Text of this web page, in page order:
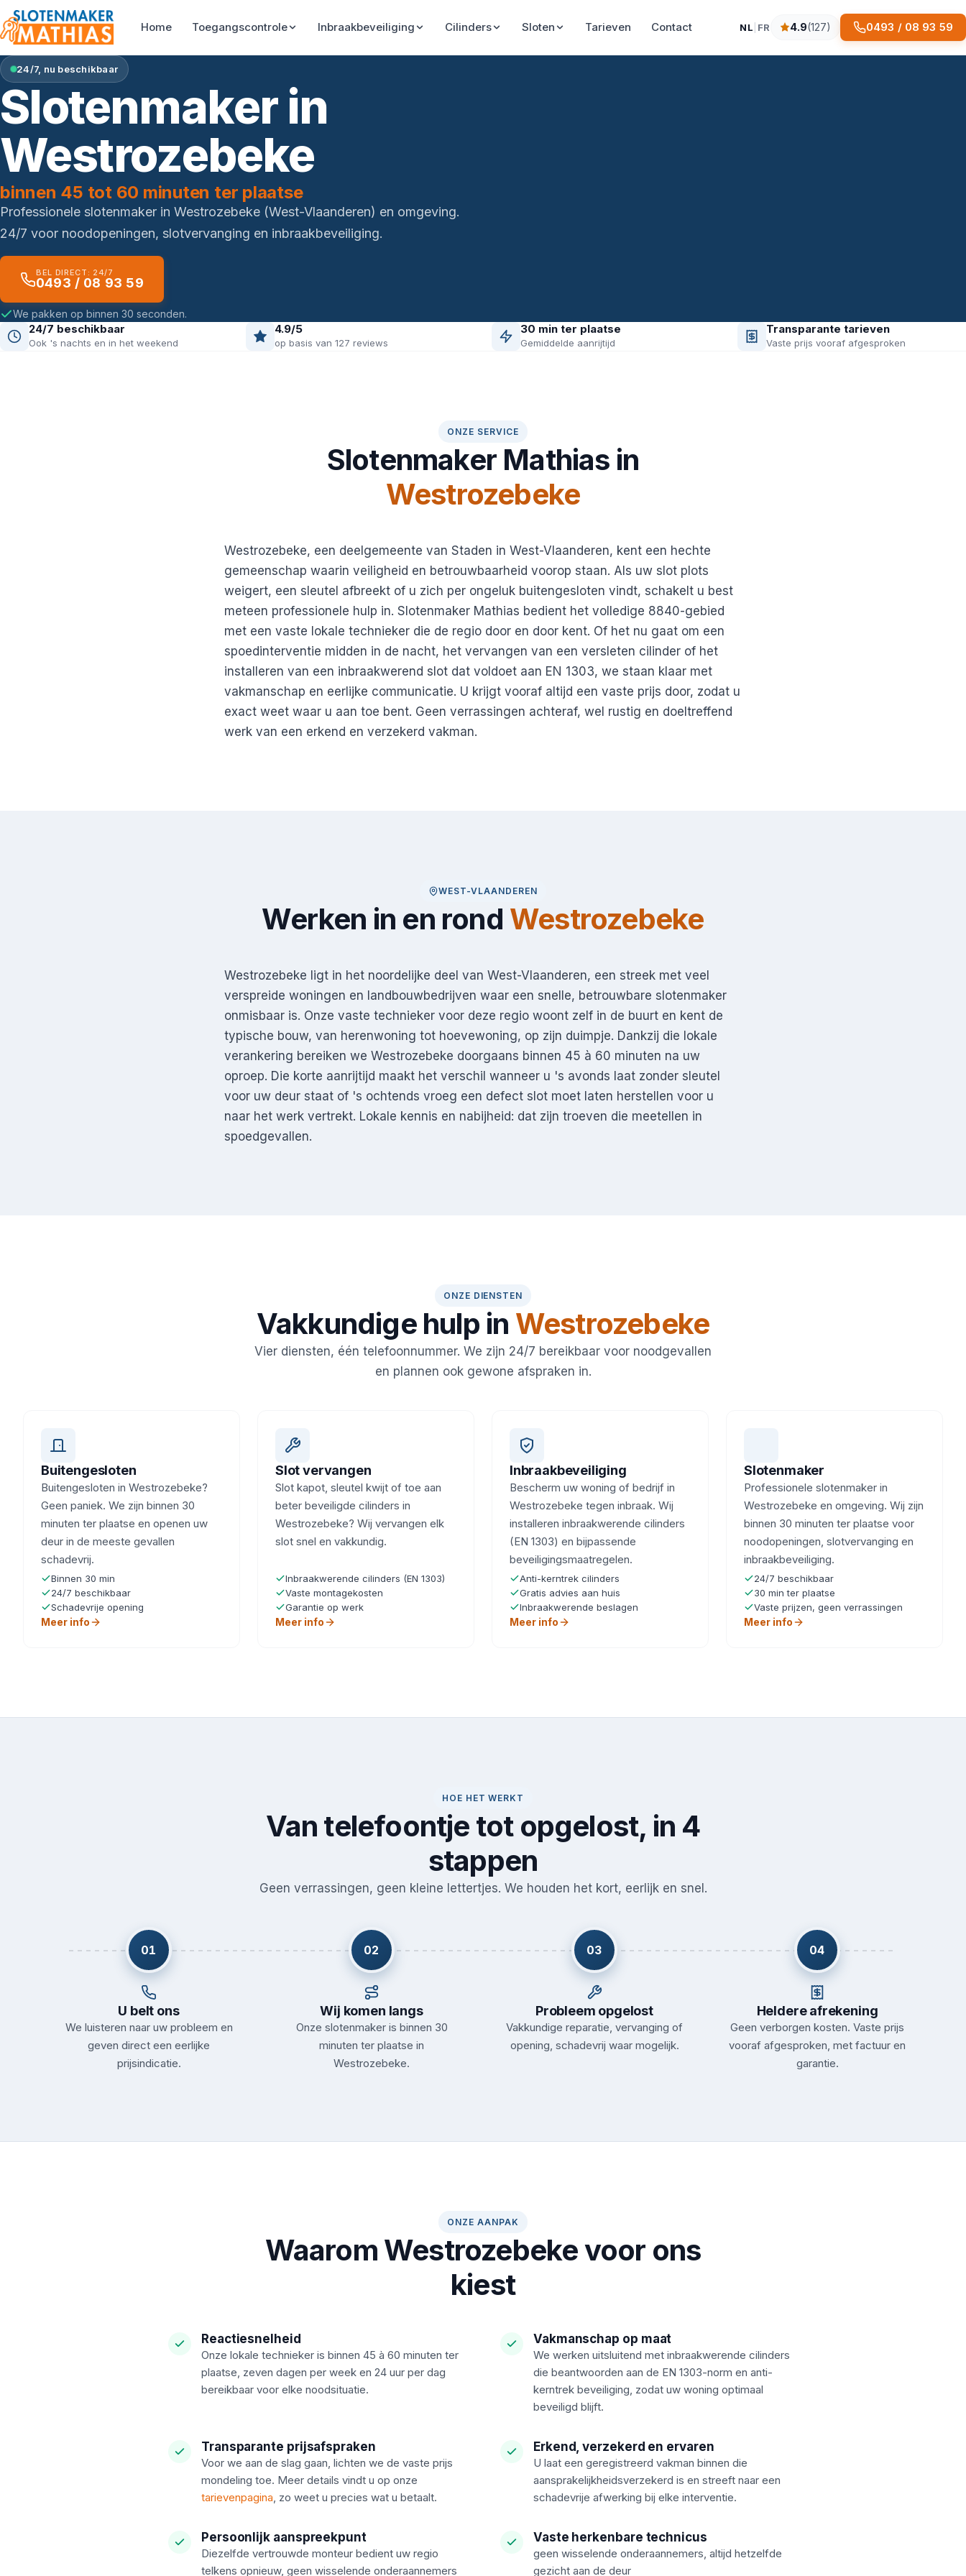
Home Toegangscontrole Inbraakbeveiliging Cilinders Sloten Tarieven Contact NL FR
4.9 sterren op basis van 127 reviews
4.9(127) 0493 / 08 93 59
24/7, nu beschikbaar
Slotenmaker in
Westrozebeke
binnen 45 tot 60 minuten ter plaatse
Professionele slotenmaker in Westrozebeke (West-Vlaanderen) en omgeving.
24/7 voor noodopeningen, slotvervanging en inbraakbeveiliging.
BEL DIRECT: 24/7
0493 / 08 93 59
We pakken op binnen 30 seconden.
24/7 beschikbaar
Ook 's nachts en in het weekend
4.9/5
op basis van 127 reviews
30 min ter plaatse
Gemiddelde aanrijtijd
Transparante tarieven
Vaste prijs vooraf afgesproken
ONZE SERVICE
Slotenmaker Mathias in
Westrozebeke
Westrozebeke, een deelgemeente van Staden in West-Vlaanderen, kent een hechte
gemeenschap waarin veiligheid en betrouwbaarheid voorop staan. Als uw slot plots
weigert, een sleutel afbreekt of u zich per ongeluk buitengesloten vindt, schakelt u best
meteen professionele hulp in. Slotenmaker Mathias bedient het volledige 8840-gebied
met een vaste lokale technieker die de regio door en door kent. Of het nu gaat om een
spoedinterventie midden in de nacht, het vervangen van een versleten cilinder of het
installeren van een inbraakwerend slot dat voldoet aan EN 1303, we staan klaar met
vakmanschap en eerlijke communicatie. U krijgt vooraf altijd een vaste prijs door, zodat u
exact weet waar u aan toe bent. Geen verrassingen achteraf, wel rustig en doeltreffend
werk van een erkend en verzekerd vakman.
WEST-VLAANDEREN
Werken in en rond Westrozebeke
Westrozebeke ligt in het noordelijke deel van West-Vlaanderen, een streek met veel
verspreide woningen en landbouwbedrijven waar een snelle, betrouwbare slotenmaker
onmisbaar is. Onze vaste technieker voor deze regio woont zelf in de buurt en kent de
typische bouw, van herenwoning tot hoevewoning, op zijn duimpje. Dankzij die lokale
verankering bereiken we Westrozebeke doorgaans binnen 45 à 60 minuten na uw
oproep. Die korte aanrijtijd maakt het verschil wanneer u 's avonds laat zonder sleutel
voor uw deur staat of 's ochtends vroeg een defect slot moet laten herstellen voor u
naar het werk vertrekt. Lokale kennis en nabijheid: dat zijn troeven die meetellen in
spoedgevallen.
ONZE DIENSTEN
Vakkundige hulp in Westrozebeke
Vier diensten, één telefoonnummer. We zijn 24/7 bereikbaar voor noodgevallen
en plannen ook gewone afspraken in.
Buitengesloten
Buitengesloten in Westrozebeke?
Geen paniek. We zijn binnen 30
minuten ter plaatse en openen uw
deur in de meeste gevallen
schadevrij.
Binnen 30 min
24/7 beschikbaar
Schadevrije opening
Meer info
Slot vervangen
Slot kapot, sleutel kwijt of toe aan
beter beveiligde cilinders in
Westrozebeke? Wij vervangen elk
slot snel en vakkundig.
Inbraakwerende cilinders (EN 1303)
Vaste montagekosten
Garantie op werk
Meer info
Inbraakbeveiliging
Bescherm uw woning of bedrijf in
Westrozebeke tegen inbraak. Wij
installeren inbraakwerende cilinders
(EN 1303) en bijpassende
beveiligingsmaatregelen.
Anti-kerntrek cilinders
Gratis advies aan huis
Inbraakwerende beslagen
Meer info
Slotenmaker
Professionele slotenmaker in
Westrozebeke en omgeving. Wij zijn
binnen 30 minuten ter plaatse voor
noodopeningen, slotvervanging en
inbraakbeveiliging.
24/7 beschikbaar
30 min ter plaatse
Vaste prijzen, geen verrassingen
Meer info
HOE HET WERKT
Van telefoontje tot opgelost, in 4
stappen
Geen verrassingen, geen kleine lettertjes. We houden het kort, eerlijk en snel.
01
U belt ons
We luisteren naar uw probleem en
geven direct een eerlijke
prijsindicatie.
02
Wij komen langs
Onze slotenmaker is binnen 30
minuten ter plaatse in
Westrozebeke.
03
Probleem opgelost
Vakkundige reparatie, vervanging of
opening, schadevrij waar mogelijk.
04
Heldere afrekening
Geen verborgen kosten. Vaste prijs
vooraf afgesproken, met factuur en
garantie.
ONZE AANPAK
Waarom Westrozebeke voor ons
kiest
Reactiesnelheid
Onze lokale technieker is binnen 45 à 60 minuten ter
plaatse, zeven dagen per week en 24 uur per dag
bereikbaar voor elke noodsituatie.
Vakmanschap op maat
We werken uitsluitend met inbraakwerende cilinders
die beantwoorden aan de EN 1303-norm en anti-
kerntrek beveiliging, zodat uw woning optimaal
beveiligd blijft.
Transparante prijsafspraken
Voor we aan de slag gaan, lichten we de vaste prijs
mondeling toe. Meer details vindt u op onze
tarievenpagina, zo weet u precies wat u betaalt.
Erkend, verzekerd en ervaren
U laat een geregistreerd vakman binnen die
aansprakelijkheidsverzekerd is en streeft naar een
schadevrije afwerking bij elke interventie.
Persoonlijk aanspreekpunt
Diezelfde vertrouwde monteur bedient uw regio
telkens opnieuw, geen wisselende onderaannemers
Vaste herkenbare technicus
geen wisselende onderaannemers, altijd hetzelfde
gezicht aan de deur